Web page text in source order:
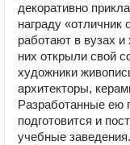
декоративно
награду «отличник
работают в вузах
них открыли свой
художники
архитекторы,
Разработанные ею
подготовится и
учебные заведения.